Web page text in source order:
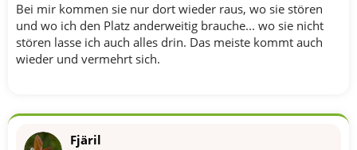
Bei mir kommen sie nur dort wieder raus, wo sie stören
und wo ich den Platz anderweitig brauche... wo sie nicht
stören lasse ich auch alles drin. Das meiste kommt auch
wieder und vermehrt sich.
Fjäril